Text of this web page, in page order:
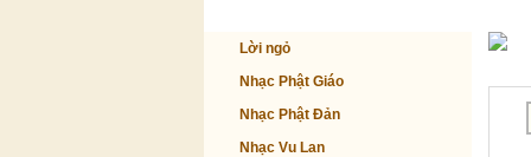
Lời ngỏ
Nhạc Phật Giáo
Nhạc Phật Đản
Nhạc Vu Lan